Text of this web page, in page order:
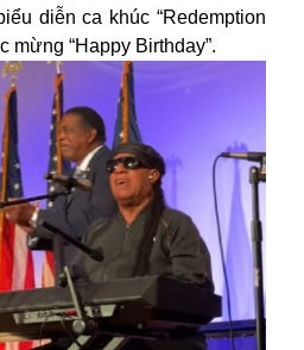
diễn ca khúc “Redemption
mừng “Happy Birthday”.